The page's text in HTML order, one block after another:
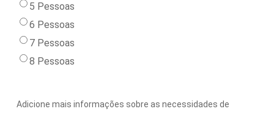
5 Pessoas
6 Pessoas
7 Pessoas
8 Pessoas
Adicione mais informações sobre as necessidades de